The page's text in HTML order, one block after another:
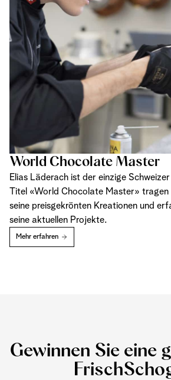
World Chocolate Master
Elias Läderach ist der einzige
Titel «World Chocolate Master» tragen
seine preisgekrönten Kreationen und
seine aktuellen Projekte.
Mehr erfahren
Gewinnen Sie eine